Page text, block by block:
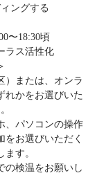
ングする
〜18:30頃
ラス活性化
）または、オンラ
れかをお選びいた
、パソコンの操作
をお選びいただく
ます。
の検温をお願いし